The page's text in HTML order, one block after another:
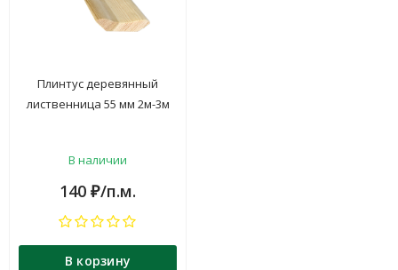
Плинтус деревянный
лиственница 55 мм 2м-3м
В наличии
140 ₽/п.м.
В корзину